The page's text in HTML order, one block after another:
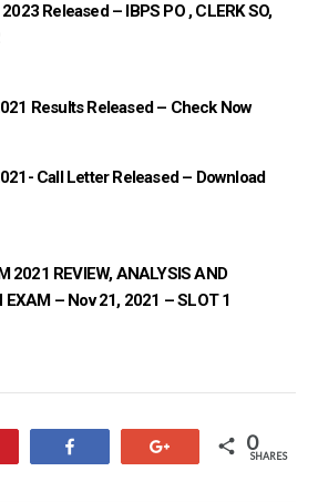
Released – IBPS PO , CLERK SO,
Results Released – Check Now
Call Letter Released – Download
2021 REVIEW, ANALYSIS AND
EXAM – Nov 21, 2021 – SLOT 1
0
SHARES